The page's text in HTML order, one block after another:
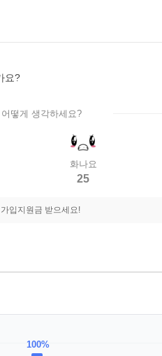
요?
떻게 생각하세요?
화나요
25
입지원금 받으세요!
100%